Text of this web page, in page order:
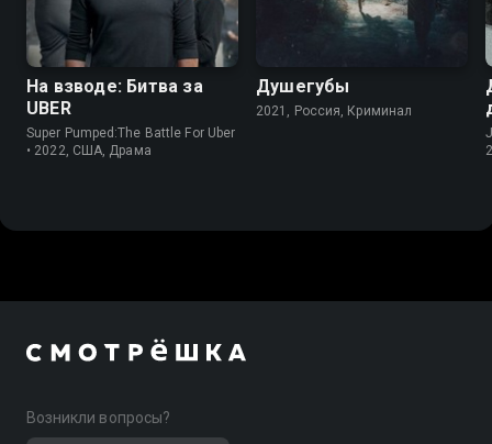
7.6 7.3
На взводе: Битва за
UBER
Super Pumped:The Battle For Uber
• 2022, США, Драма
Душегубы
2021, Россия, Криминал
Возникли вопросы?